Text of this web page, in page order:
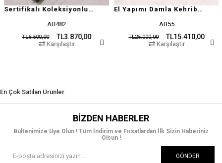
Sertifikalı Koleksiyonluk Özel Seri Damla Kehribar
AB482
TL3.870,00
TL6.500,00
Karşılaştır
El Yapımı Damla Kehribar Tesbih
AB55
TL15.410,00
TL25.000,00
Karşılaştır
En Çok Satılan Ürünler
BIZDEN HABERLER
Bültenimize Üye Olun ! Tüm İndirim ve Fırsatlardan İlk Sizin Haberiniz
Olsun !
GÖNDER